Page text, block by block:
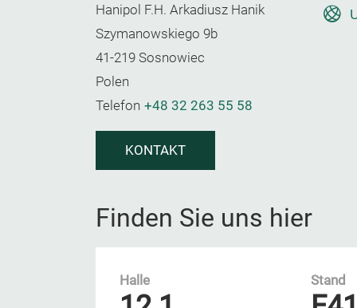
Hanipol F.H. Arkadiusz Hanik
Szymanowskiego 9b
41-219 Sosnowiec
Polen
Telefon +48 32 263 55 58
KONTAKT
Finden Sie uns hier
Halle Stand